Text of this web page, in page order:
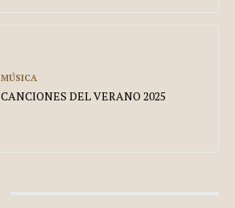
MÚSICA
CANCIONES DEL VERANO 2025